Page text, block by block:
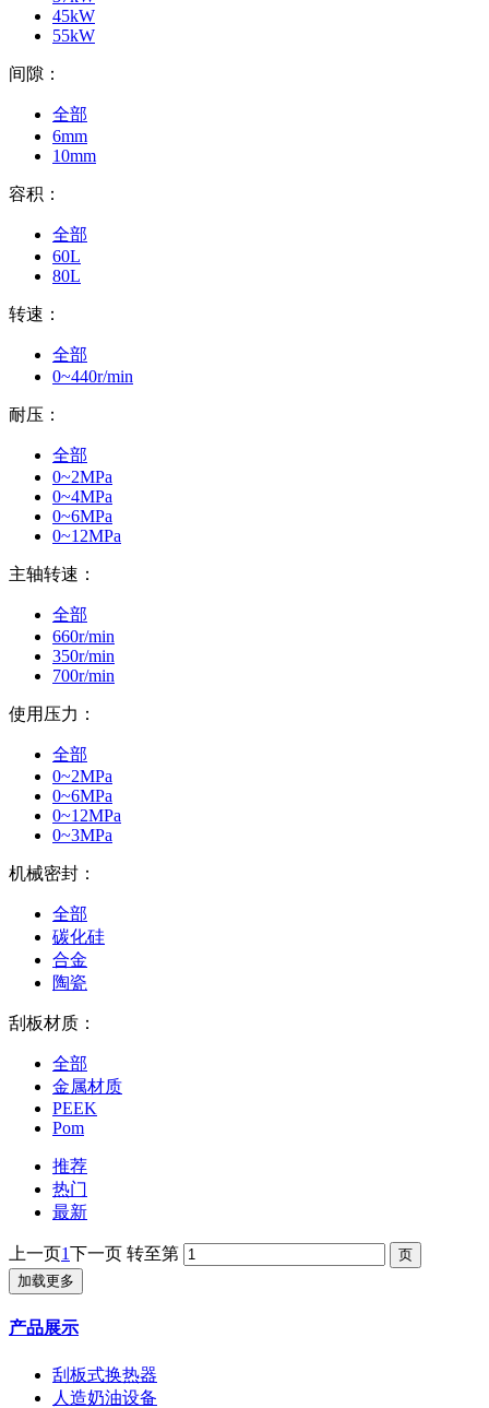
45kW
55kW
间隙：
全部
6mm
10mm
容积：
全部
60L
80L
转速：
全部
0~440r/min
耐压：
全部
0~2MPa
0~4MPa
0~6MPa
0~12MPa
主轴转速：
全部
660r/min
350r/min
700r/min
使用压力：
全部
0~2MPa
0~6MPa
0~12MPa
0~3MPa
机械密封：
全部
碳化硅
合金
陶瓷
刮板材质：
全部
金属材质
PEEK
Pom
推荐
热门
最新
上一页1下一页 转至第
加载更多
产品展示
刮板式换热器
人造奶油设备